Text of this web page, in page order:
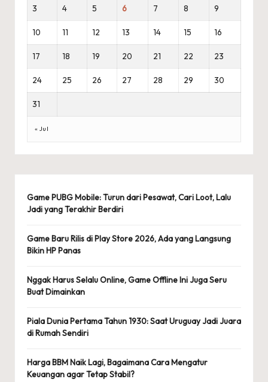
3 4 5 6 7 8 9
10 11 12 13 14 15 16
17 18 19 20 21 22 23
24 25 26 27 28 29 30
31
« Jul
Game PUBG Mobile: Turun dari Pesawat, Cari Loot, Lalu
Jadi yang Terakhir Berdiri
Game Baru Rilis di Play Store 2026, Ada yang Langsung
Bikin HP Panas
Nggak Harus Selalu Online, Game Offline Ini Juga Seru
Buat Dimainkan
Piala Dunia Pertama Tahun 1930: Saat Uruguay Jadi Juara
di Rumah Sendiri
Harga BBM Naik Lagi, Bagaimana Cara Mengatur
Keuangan agar Tetap Stabil?